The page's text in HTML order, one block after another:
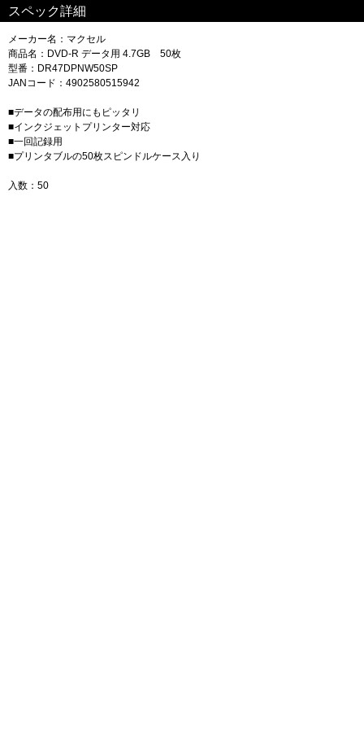
スペック詳細
メーカー名：マクセル
商品名：DVD-R データ用 4.7GB 50枚
型番：DR47DPNW50SP
JANコード：4902580515942
■データの配布用にもピッタリ
■インクジェットプリンター対応
■一回記録用
■プリンタブルの50枚スピンドルケース入り
入数：50